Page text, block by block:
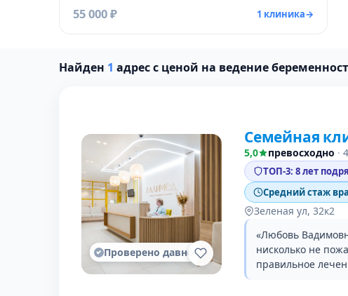
55 000 ₽ 1 клиника→
Найден 1 адрес с ценой на ведение
Проверено давно
Семейная
5,0 превосходно ·
ТОП-3: 8 лет
Средний стаж
Зеленая ул, 32к2
«Любовь
нисколько не
правильное